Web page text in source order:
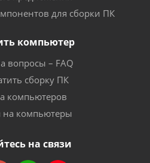
для сборки ПК
компьютер
вопросы – FAQ
сборку ПК
компьютеров
на компьютеры
на связи